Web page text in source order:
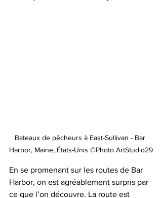
Bateaux de pêcheurs à East-Sullivan - Bar
Harbor, Maine, États-Unis ©Photo ArtStudio29
En se promenant sur les routes de Bar
Harbor, on est agréablement surpris par
ce que l’on découvre. La route est